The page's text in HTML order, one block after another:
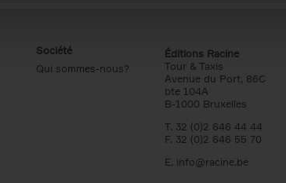
Société
Qui sommes-nous?
Éditions Racine
Tour & Taxis
Avenue du Port, 86C
bte 104A
B-1000 Bruxelles
T. 32 (0)2 646 44 44
F. 32 (0)2 646 55 70
E. info@racine.be